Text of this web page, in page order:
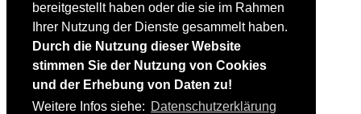
bereitgestellt haben oder die sie im Rahmen
Ihrer Nutzung der Dienste gesammelt haben.
Durch die Nutzung dieser Website
stimmen Sie der Nutzung von Cookies
und der Erhebung von Daten zu!
Weitere Infos siehe: Datenschutzerklärung
EQUIPMENT
Skibekleidung
Skischuhe
Bootfitting
Skihelme
Skiservice selbst